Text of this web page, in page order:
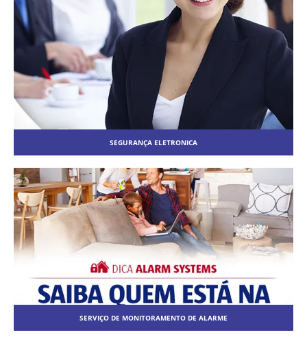
SEGURANÇA ELETRONICA
SERVIÇO DE MONITORAMENTO DE ALARME